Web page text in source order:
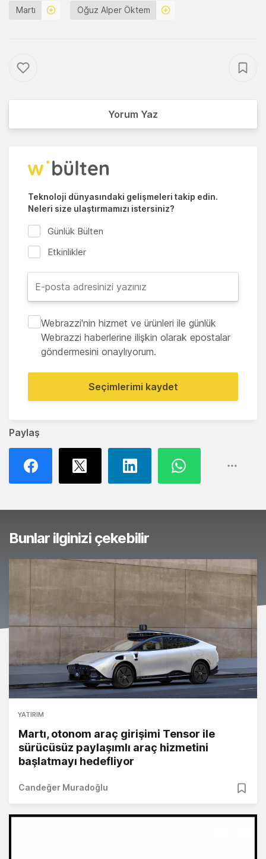
Paylaş
Martı Oğuz Alper Öktem
Yorum Yaz
Teknoloji dünyasındaki gelişmeleri takip edin.
Neleri size ulaştırmamızı istersiniz?
Günlük Bülten
Etkinlikler
Webrazzi'nin hizmet ve ürünleri ile günlük
Webrazzi haberlerine ilişkin olarak epostalar
göndermesini onaylıyorum.
Seçimlerimi kaydet
Bunlar ilginizi çekebilir
YATIRIM
Martı, otonom araç girişimi Tensor ile
sürücüsüz paylaşımlı araç hizmetini
başlatmayı hedefliyor
Candeğer Muradoğlu